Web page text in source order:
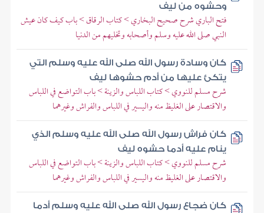
وحشوه من ليف
فتح الباري شرح صحيح البخاري > كتاب الرقاق > باب كيف كان عيش
النبي صلى الله عليه وسلم وأصحابه وتخليهم من الدنيا
كان وسادة رسول الله صلى الله عليه وسلم التي
يتكئ عليها من أدم حشوها ليف
شرح مسلم للنووي > كتاب اللباس والزينة > باب التواضع في اللباس
والاقتصار على الغليظ منه واليسير في اللباس والفراش وغيرهما
كان فراش رسول الله صلى الله عليه وسلم الذي
ينام عليه أدما حشوه ليف
شرح مسلم للنووي > كتاب اللباس والزينة > باب التواضع في اللباس
والاقتصار على الغليظ منه واليسير في اللباس والفراش وغيرهما
كان ضجاع رسول الله صلى الله عليه وسلم أدما